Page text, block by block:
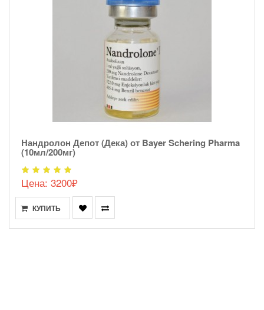
Нандролон Депот (Дека) от Bayer Schering Pharma
(10мл/200мг)
Цена: 3200₽
КУПИТЬ